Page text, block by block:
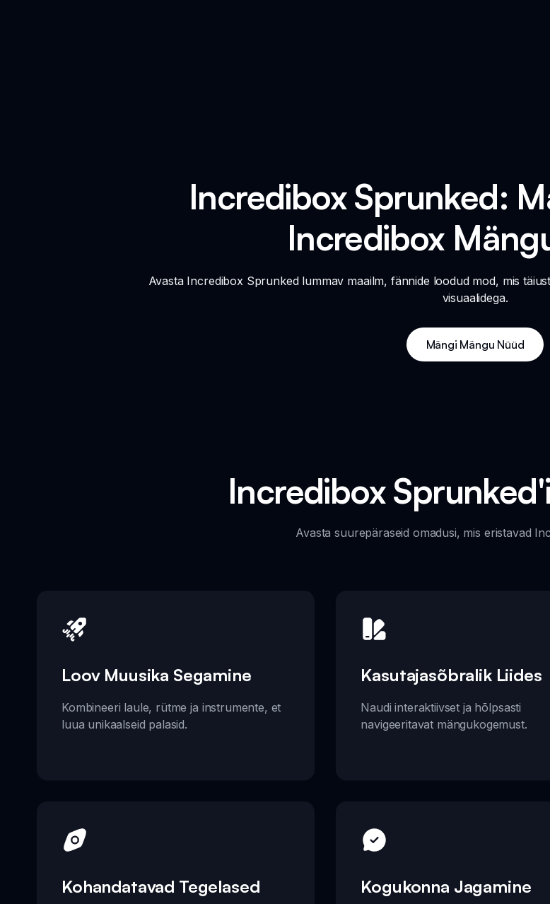
Incredibox Sprunked:
Incredibox
Avasta Incredibox Sprunked lummav maailm, fännide loodud mod, mis
visuaalidega.
Mängi Mängu Nüüd
Incredibox
Avasta suurepäraseid omadusi, mis eristavad
Loov Muusika Segamine
Kombineeri laule, rütme ja instrumente, et
luua unikaalseid palasid.
Kasutajasõbralik Liides
Naudi interaktiivset ja hõlpsasti
navigeeritavat mängukogemust.
Kohandatavad Tegelased Kogukonna Jagamine